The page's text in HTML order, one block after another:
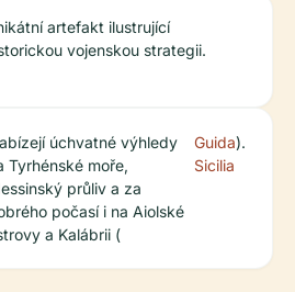
artefakt ilustrující
vojenskou strategii.
úchvatné výhledy
Tyrhénské moře,
průliv a za
počasí i na Aiolské
a Kalábrii (
Guida
Sicilia
).